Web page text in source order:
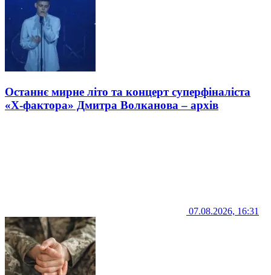
Останнє мирне літо та концерт суперфіналіста
«Х-фактора» Дмитра Волканова – архів
07.08.2026, 16:31